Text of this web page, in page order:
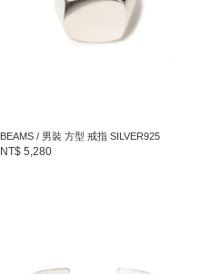
BEAMS / 男裝 方型 戒指 SILVER925
NT$ 5,280